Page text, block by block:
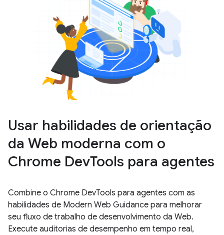
Usar habilidades de orientação
da Web moderna com o
Chrome DevTools para agentes
Combine o Chrome DevTools para agentes com as
habilidades de Modern Web Guidance para melhorar
seu fluxo de trabalho de desenvolvimento da Web.
Execute auditorias de desempenho em tempo real,